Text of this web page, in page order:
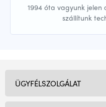
1994 óta vagyunk jelen
szállítunk
ÜGYFÉLSZOLGÁLAT